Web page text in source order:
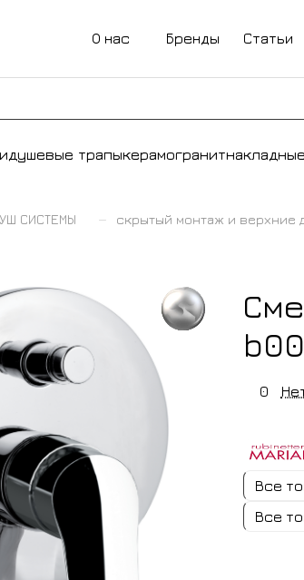
О нас Бренды Статьи
душевые трапыкерамогранит
СИСТЕМЫ – скрытый монтаж и верхние
0
Все
Все